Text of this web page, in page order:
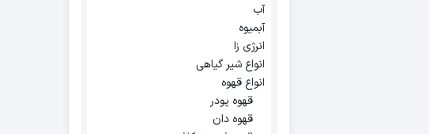
آب
آبمیوه
انرژی زا
انواع شیر گیاهی
انواع قهوه
قهوه پودر
قهوه دان